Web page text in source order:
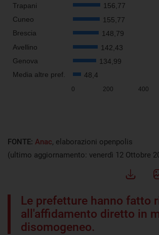
FONTE: Anac, elaborazioni openpolis
(ultimo aggiornamento: venerdì 12 Ottobre
Le prefetture hanno fatto
all'affidamento diretto in
disomogeneo.